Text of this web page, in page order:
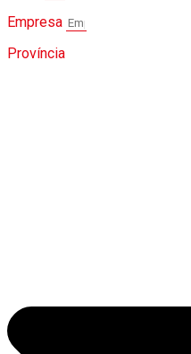
Empresa
Província